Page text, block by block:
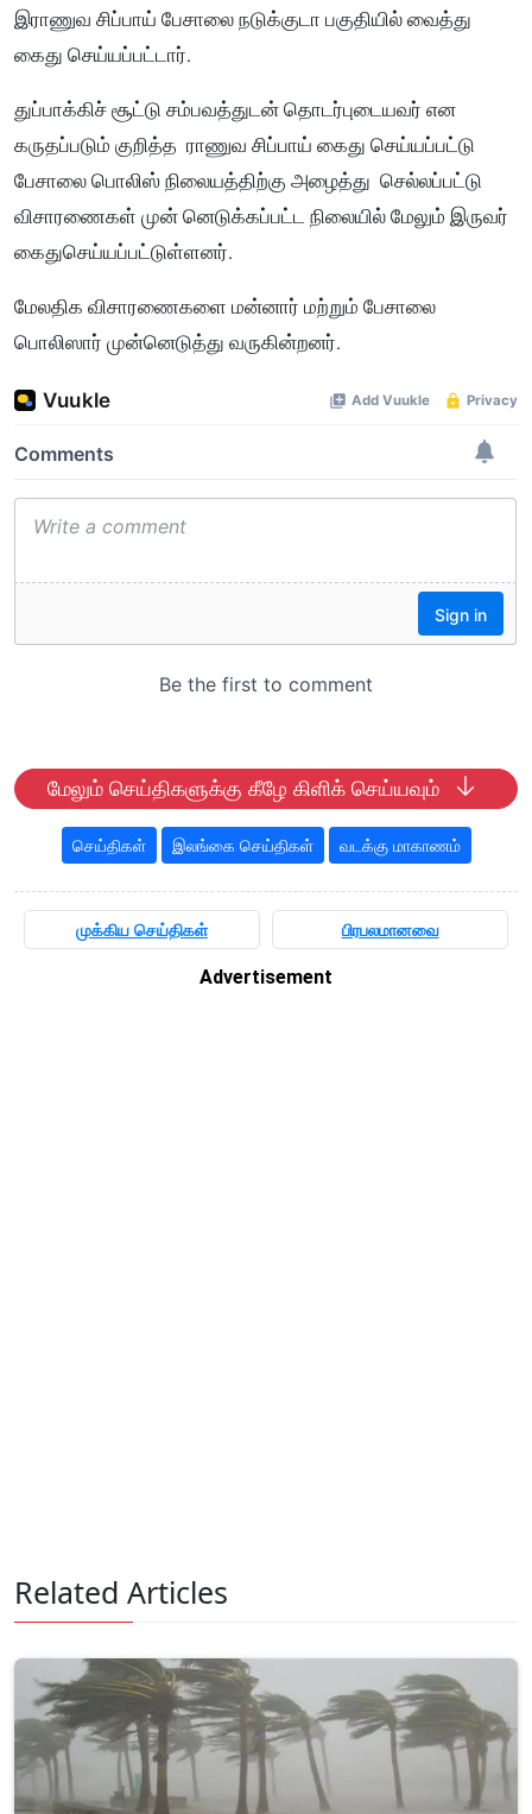
இராணுவ சிப்பாய் பேசாலை நடுக்குடா பகுதியில் வைத்து
கைது செய்யப்பட்டார்.
துப்பாக்கிச் சூட்டு சம்பவத்துடன் தொடர்புடையவர் என
கருதப்படும் குறித்த ராணுவ சிப்பாய் கைது செய்யப்பட்டு
பேசாலை பொலிஸ் நிலையத்திற்கு அழைத்து செல்லப்பட்டு
விசாரணைகள் முன் னெடுக்கப்பட்ட நிலையில் மேலும் இருவர்
கைதுசெய்யப்பட்டுள்ளனர்.
மேலதிக விசாரணைகளை மன்னார் மற்றும் பேசாலை
பொலிஸார் முன்னெடுத்து வருகின்றனர்.
மேலும் செய்திகளுக்கு கீழே கிளிக் செய்யவும்
செய்திகள் இலங்கை செய்திகள் வடக்கு மாகாணம்
முக்கிய செய்திகள் பிரபலமானவை
Advertisement
Related Articles